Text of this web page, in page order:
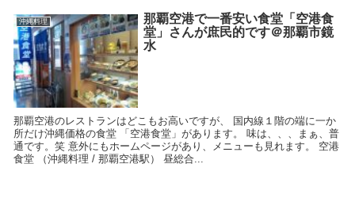
沖縄料理
那覇空港で一番安い食堂「空港食
堂」さんが庶民的です＠那覇市鏡
水
那覇空港のレストランはどこもお高いですが、 国内線１階の端に一か
所だけ沖縄価格の食堂 「空港食堂」があります。 味は、、、まぁ、普
通です。笑 意外にもホームページがあり、メニューも見れます。 空港
食堂 （沖縄料理 / 那覇空港駅） 昼総合...